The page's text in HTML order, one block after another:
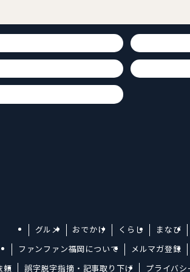
グルメ おでかけ くらし まなび
ファンファン福岡について メルマガ登録
頼 誤字脱字指摘・記事取り下げ プライバシ